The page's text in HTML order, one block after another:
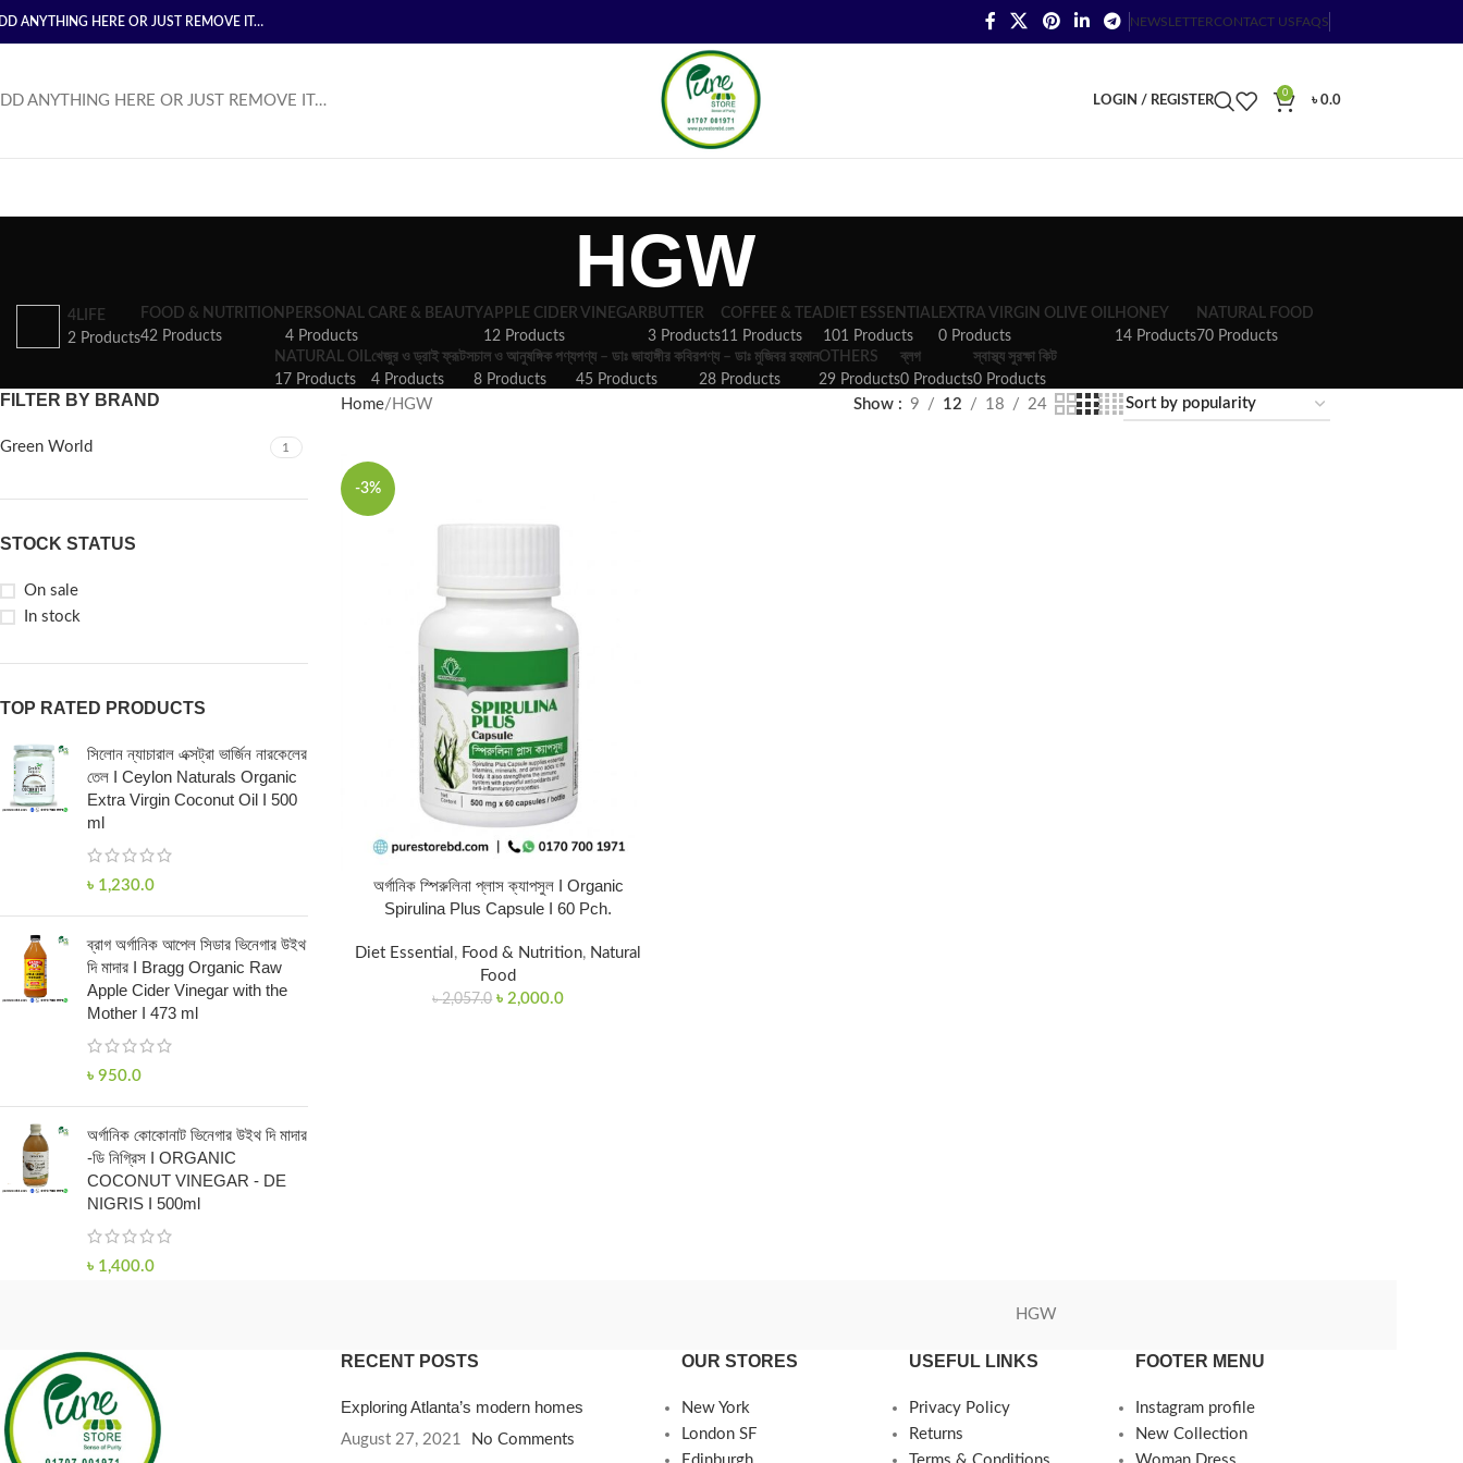
ANYTHING HERE OR JUST REMOVE IT… NEWSLETTERCONTACT USFAQS
ANYTHING HERE OR JUST REMOVE IT… LOGIN / REGISTER
0
৳0.0
HGW
4LIFE
2 Products
FOOD & NUTRITION
42 Products
PERSONAL CARE & BEAUTY
4 Products
APPLE CIDER VINEGAR
12 Products
BUTTER
3 Products
COFFEE & TEA
11 Products
DIET ESSENTIAL
101 Products
EXTRA VIRGIN OLIVE OIL
0 Products
HONEY
14 Products
NATURAL FOOD
70 Products
NATURAL OIL
17 Products
খেজুর ও ড্রাই ফ্রূটস
4 Products
চাল ও আনুষঙ্গিক পণ্য
8 Products
পণ্য – ডাঃ জাহাঙ্গীর কবির
45 Products
পণ্য – ডাঃ মুজিবর রহমান
28 Products
OTHERS
29 Products
ব্লগ
0 Products
স্বাস্থ্য সুরক্ষা কিট
0 Products
FILTER BY BRAND
Green World 1
STOCK STATUS
On sale
In stock
TOP RATED PRODUCTS
সিলোন ন্যাচারাল এক্সট্রা ভার্জিন নারকেলের
তেল I Ceylon Naturals Organic
Extra Virgin Coconut Oil I 500
ml
৳ 1,230.0
ব্রাগ অর্গানিক আপেল সিডার ভিনেগার উইথ
দি মাদার I Bragg Organic Raw
Apple Cider Vinegar with the
Mother I 473 ml
৳ 950.0
অর্গানিক কোকোনাট ভিনেগার উইথ দি মাদার
-ডি নিগ্রিস I ORGANIC
COCONUT VINEGAR - DE
NIGRIS I 500ml
৳ 1,400.0
Home HGW Show 9 12 18 24
-3%
অর্গানিক স্পিরুলিনা প্লাস ক্যাপসুল I Organic
Spirulina Plus Capsule I 60 Pch.
Diet Essential , Food & Nutrition, Natural
Food
৳2,057.0 ৳ 2,000.0
HGW
RECENT POSTS
Exploring Atlanta’s modern homes
August 27, 2021 No Comments
OUR STORES
New York
London SF
USEFUL LINKS
Privacy Policy
Returns
FOOTER MENU
Instagram profile
New Collection